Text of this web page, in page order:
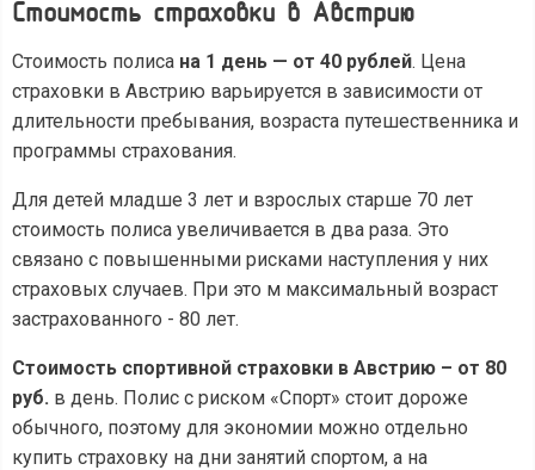
Стоимость страховки в Австрию
Стоимость полиса на 1 день — от 40 рублей. Цена
страховки в Австрию варьируется в зависимости от
длительности пребывания, возраста путешественника и
программы страхования.
Для детей младше 3 лет и взрослых старше 70 лет
стоимость полиса увеличивается в два раза. Это
связано с повышенными рисками наступления у них
страховых случаев. При это м максимальный возраст
застрахованного - 80 лет.
Стоимость спортивной страховки в Австрию – от 80
руб. в день. Полис с риском «Спорт» стоит дороже
обычного, поэтому для экономии можно отдельно
купить страховку на дни занятий спортом, а на